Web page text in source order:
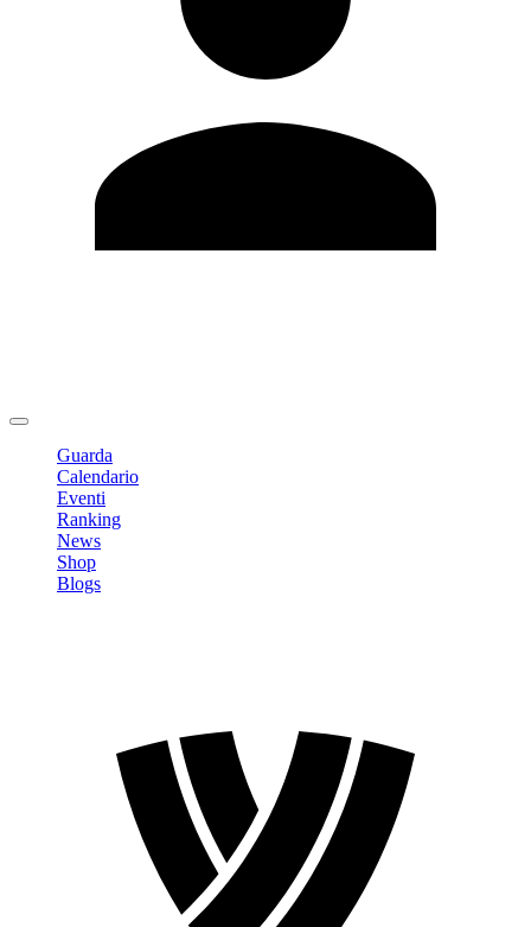
Guarda
Calendario
Eventi
Ranking
News
Shop
Blogs